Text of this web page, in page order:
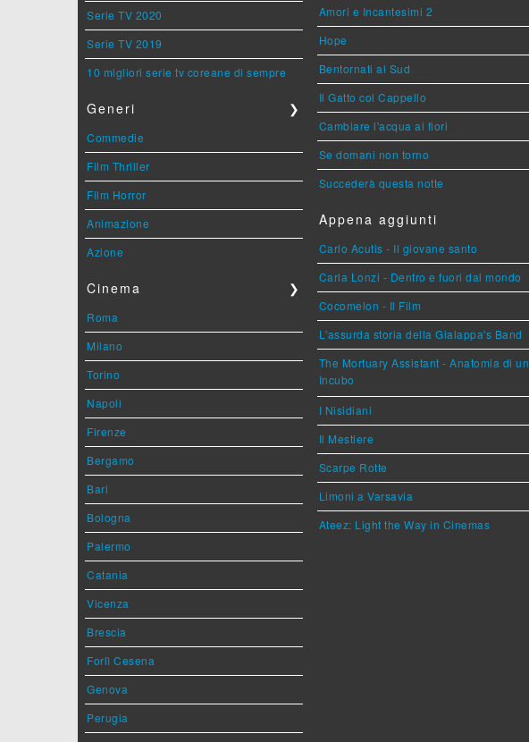
Serie TV 2020
Serie TV 2019
10 migliori serie tv coreane di sempre
Generi ❯
Commedie
Film Thriller
Film Horror
Animazione
Azione
Cinema ❯
Roma
Milano
Torino
Napoli
Firenze
Bergamo
Bari
Bologna
Palermo
Catania
Vicenza
Brescia
Forlì Cesena
Genova
Perugia
Amori e Incantesimi 2
Hope
Bentornati al Sud
Il Gatto col Cappello
Cambiare l'acqua ai fiori
Se domani non torno
Succederà questa notte
Appena aggiunti
Carlo Acutis - Il giovane santo
Carla Lonzi - Dentro e fuori dal mondo
Cocomelon - Il Film
L'assurda storia della Gialappa's Band
The Mortuary Assistant - Anatomia di un
Incubo
I Nisidiani
Il Mestiere
Scarpe Rotte
Limoni a Varsavia
Ateez: Light the Way in Cinemas